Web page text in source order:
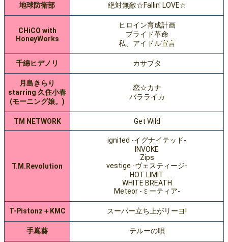
地球防衛部 絶対無敵☆Fallin' LOVE☆
CHiCO with
HoneyWorks
ヒロイン育成計画
プライド革命
私、アイドル宣言
千綿ヒデノリ カサブタ
月島きらり
starring 久住小春
(モーニング娘。)
恋☆カナ
バラライカ
TM NETWORK Get Wild
T.M.Revolution
ignited -イグナイテッド-
INVOKE
Zips
vestige -ヴェスティージ-
HOT LIMIT
WHITE BREATH
Meteor -ミーティア-
T-Pistonz＋KMC スーパー立ち上がリーヨ!
手嶌葵 テルーの唄